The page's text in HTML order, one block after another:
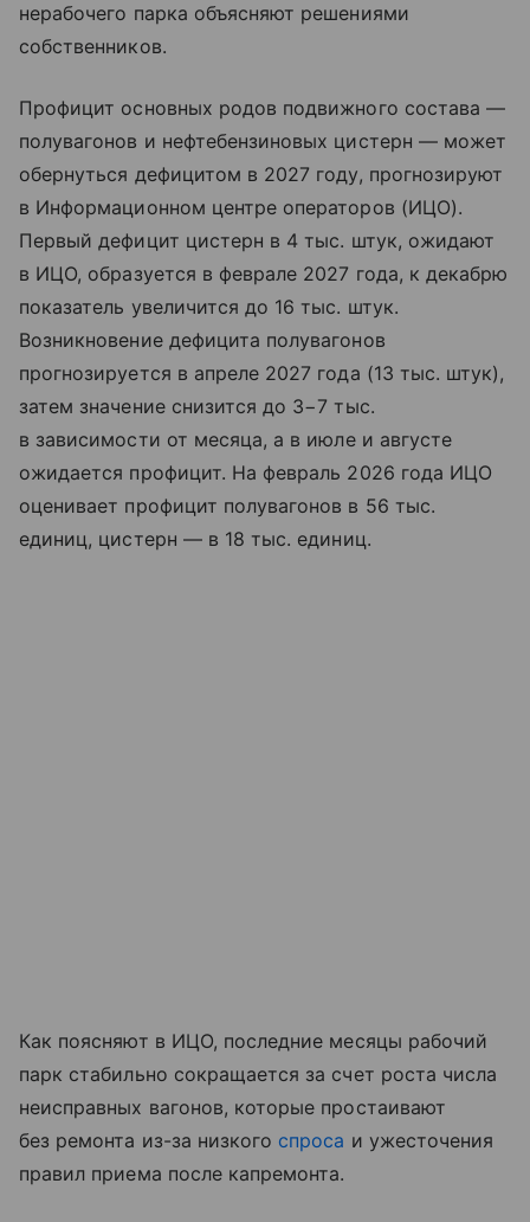
нерабочего парка объясняют решениями
собственников.
Профицит основных родов подвижного состава —
полувагонов и нефтебензиновых цистерн — может
обернуться дефицитом в 2027 году, прогнозируют
в Информационном центре операторов (ИЦО).
Первый дефицит цистерн в 4 тыс. штук, ожидают
в ИЦО, образуется в феврале 2027 года, к декабрю
показатель увеличится до 16 тыс. штук.
Возникновение дефицита полувагонов
прогнозируется в апреле 2027 года (13 тыс. штук),
затем значение снизится до 3−7 тыс.
в зависимости от месяца, а в июле и августе
ожидается профицит. На февраль 2026 года ИЦО
оценивает профицит полувагонов в 56 тыс.
единиц, цистерн — в 18 тыс. единиц.
Как поясняют в ИЦО, последние месяцы рабочий
парк стабильно сокращается за счет роста числа
неисправных вагонов, которые простаивают
без ремонта из-за низкого спроса и ужесточения
правил приема после капремонта.